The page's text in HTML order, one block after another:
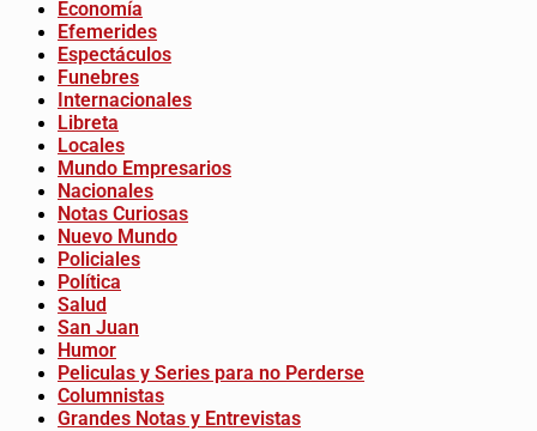
Economía
Efemerides
Espectáculos
Funebres
Internacionales
Libreta
Locales
Mundo Empresarios
Nacionales
Notas Curiosas
Nuevo Mundo
Policiales
Política
Salud
San Juan
Humor
Peliculas y Series para no Perderse
Columnistas
Grandes Notas y Entrevistas